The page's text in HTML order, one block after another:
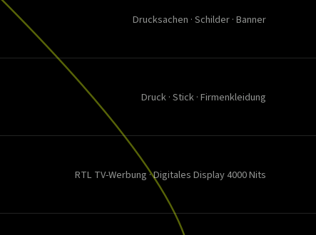
Drucksachen · Schilder · Banner
Druck · Stick · Firmenkleidung
RTL TV-Werbung · Digitales Display 4000 Nits